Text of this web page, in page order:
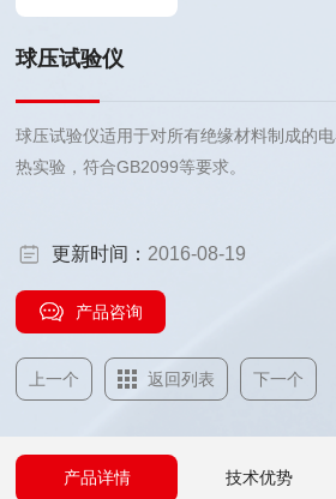
球压试验仪
球压试验仪适用于对所有绝缘材料制成的
热实验，符合GB2099等要求。
更新时间： 2016-08-19
产品咨询
上一个 返回列表 下一个
产品详情 技术优势